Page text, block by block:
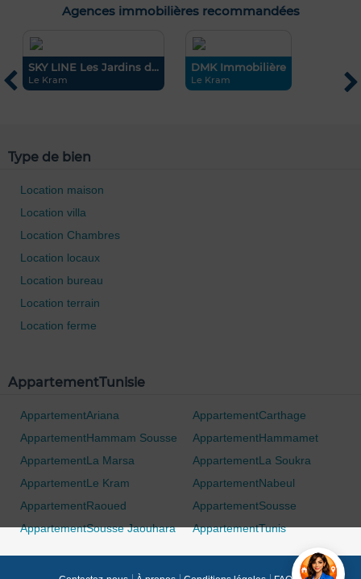
Agences immobilières recommandées
SKY LINE Les Jardins d...
Le Kram
DMK Immobilière
Le Kram
Type de bien
Location maison
Location villa
Location Chambres
Location locaux
Location bureau
Location terrain
Location ferme
AppartementTunisie
AppartementAriana
AppartementCarthage
AppartementHammam Sousse
AppartementHammamet
AppartementLa Marsa
AppartementLa Soukra
AppartementLe Kram
AppartementNabeul
AppartementRaoued
AppartementSousse
AppartementSousse Jaouhara
AppartementTunis